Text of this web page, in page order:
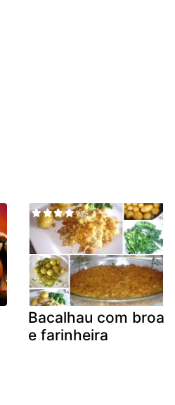
Bacalhau com broa
e farinheira